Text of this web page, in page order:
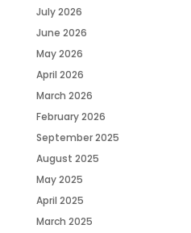
July 2026
June 2026
May 2026
April 2026
March 2026
February 2026
September 2025
August 2025
May 2025
April 2025
March 2025